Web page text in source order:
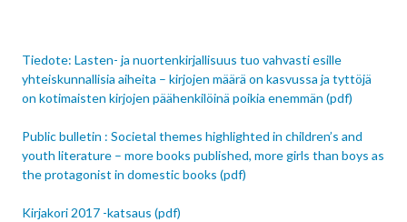
Tiedote: Lasten- ja nuortenkirjallisuus tuo vahvasti esille
yhteiskunnallisia aiheita – kirjojen määrä on kasvussa ja tyttöjä
on kotimaisten kirjojen päähenkilöinä poikia enemmän (pdf)
Public bulletin : Societal themes highlighted in children’s and
youth literature – more books published, more girls than boys as
the protagonist in domestic books (pdf)
Kirjakori 2017 -katsaus (pdf)